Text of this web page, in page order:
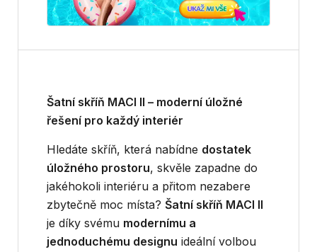
Šatní skříň MACI II – moderní úložné
řešení pro každý interiér
Hledáte skříň, která nabídne dostatek
úložného prostoru, skvěle zapadne do
jakéhokoli interiéru a přitom nezabere
zbytečně moc místa? Šatní skříň MACI II
je díky svému modernímu a
jednoduchému designu ideální volbou